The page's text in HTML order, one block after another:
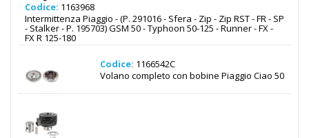
Codice: 1163968
Intermittenza Piaggio - (P. 291016 - Sfera - Zip - Zip RST - FR - SP
- Stalker - P. 195703) GSM 50 - Typhoon 50-125 - Runner - FX -
FX R 125-180
Codice: 1166542C
Volano completo con bobine Piaggio Ciao 50